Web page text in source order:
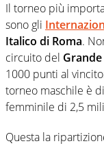
Il torneo più
sono gli
Italico di Roma.
circuito del Grande
1000 punti al
torneo maschile è
femminile di 2,5
Questa la